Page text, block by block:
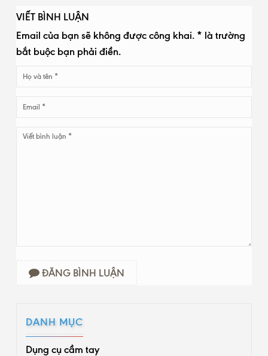
VIẾT BÌNH LUẬN
Email của bạn sẽ không được công khai. * là trường
bắt buộc bạn phải điền.
ĐĂNG BÌNH LUẬN
DANH MỤC
Dụng cụ cầm tay